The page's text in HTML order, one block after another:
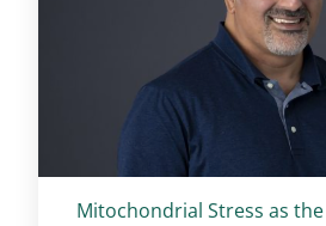
Titolo card:
Mitochondrial Stress as